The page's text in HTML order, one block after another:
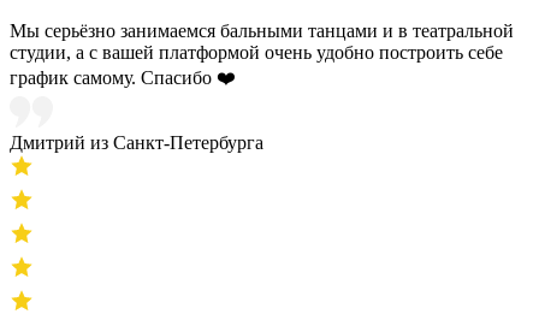
Мы серьёзно занимаемся бальными танцами и в театральной
студии, а с вашей платформой очень удобно построить себе
график самому. Спасибо ❤️
Дмитрий из Санкт-Петербурга